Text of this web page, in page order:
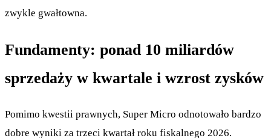
zwykle gwałtowna.
Fundamenty: ponad 10 miliardów
sprzedaży w kwartale i wzrost zysków
Pomimo kwestii prawnych, Super Micro odnotowało bardzo
dobre wyniki za trzeci kwartał roku fiskalnego 2026.